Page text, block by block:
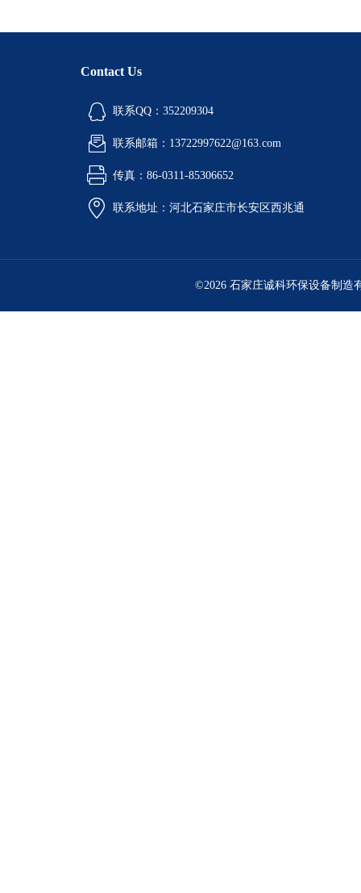
Contact Us
联系QQ：352209304
联系邮箱：13722997622@163.com
传真：86-0311-85306652
联系地址：河北石家庄市长安区西兆通
©2026 石家庄诚科环保设备制造